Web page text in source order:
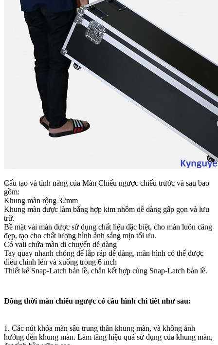
Cấu tạo và tính năng của Màn Chiếu ngược chiếu trước và sau bao
gồm:
Khung màn rộng 32mm
Khung màn được làm bằng hợp kim nhôm dễ dàng gấp gọn và lưu
trữ.
Bề mặt vải màn được sử dụng chất liệu đặc biệt, cho màn luôn căng
đẹp, tạo cho chất lượng hình ảnh sáng mịn tối ưu.
Có vali chứa màn di chuyển dễ dàng
Tay quay nhanh chóng để lắp ráp dễ dàng, màn hình có thể được
điều chỉnh lên và xuống trong 6 inch
Thiết kế Snap-Latch bản lề, chân kết hợp cùng Snap-Latch bản lề.
Đồng thời màn chiếu ngược có cấu hình chi tiết như sau:
1. Các nút khóa màn sâu trung thân khung màn, và không ảnh
hướng đến khung màn. Làm tăng hiệu quả sử dụng của khung màn,